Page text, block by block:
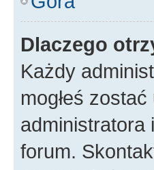
Dlaczego
Każdy
mogłeś
administratora
forum.